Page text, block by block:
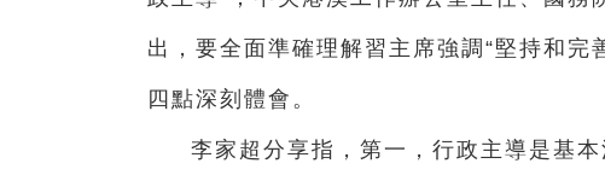
出，要全面準確理解習主席強調“堅持和
四點深刻體會。
李家超分享指，第一，行政主導是基